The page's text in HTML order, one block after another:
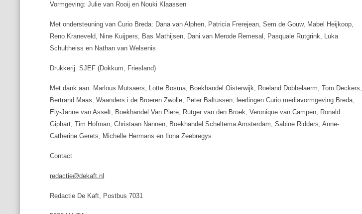
Vormgeving: Julie van Rooij en Nouki Klaassen
Met ondersteuning van Curio Breda: Dana van Alphen, Patricia Frerejean, Sem de Gouw, Mabel Heijkoop,
Reno Kraneveld, Nine Kuijpers, Bas Mathijsen, Dani van Merode Remesal, Pasquale Rutgrink, Luka
Schultheiss en Nathan van Welsenis
Drukkerij: SJEF (Dokkum, Friesland)
Met dank aan: Marlous Mutsaers, Lotte Bosma, Boekhandel Oisterwijk, Roeland Dobbelaerm, Tom Deckers,
Bertrand Maas, Waanders i de Broeren Zwolle, Peter Baltussen, leerlingen Curio mediavormgeving Breda,
Ely-Janne van Asselt, Boekhandel Van Piere, Rutger van den Broek, Veronique van Campen, Ronald
Giphart, Tim Hofman, Christaan Nannen, Boekhandel Scheltema Amsterdam, Sabine Ridders, Anne-
Catherine Gerets, Michelle Hermans en Ilona Zeebregys
Contact
redactie@dekaft.nl
Redactie De Kaft, Postbus 7031